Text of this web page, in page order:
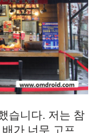
습니다. 저는 참
가 너무 고프